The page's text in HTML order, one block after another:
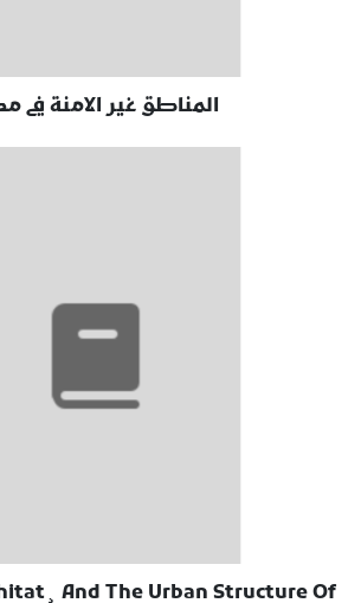
المناطق غير الامنة في
And The Urban Structure Of